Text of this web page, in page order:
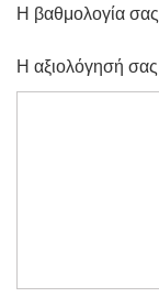
Η βαθμολογία σας
Η αξιολόγησή σας